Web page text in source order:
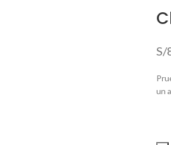
S/
un